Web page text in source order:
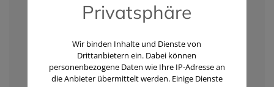
Privatsphäre
Wir binden Inhalte und Dienste von
Drittanbietern ein. Dabei können
personenbezogene Daten wie Ihre IP-Adresse an
die Anbieter übermittelt werden. Einige Dienste